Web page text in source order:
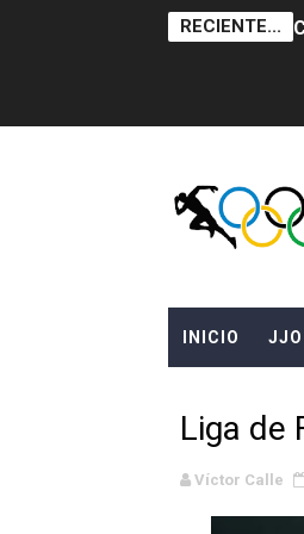
RECIENTE...
INICIO
Liga de
Víctor Calle